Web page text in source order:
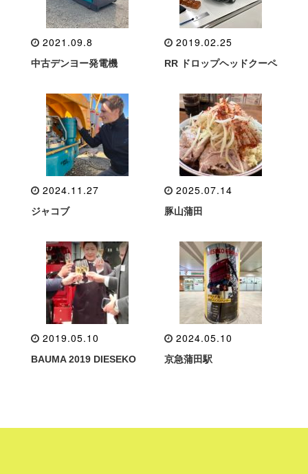
2021.09.8
中古デンヨー発電機
2019.02.25
RR ドロップヘッドクーペ
2024.11.27
ジャコブ
2025.07.14
豚山蒲田
2019.05.10
BAUMA 2019 DIESEKO
2024.05.10
京急蒲田駅